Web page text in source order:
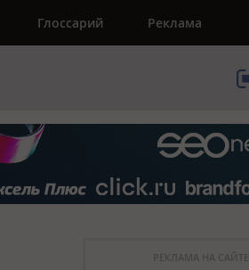
Глоссарий Реклама
РЕКЛАМА НА САЙТЕ